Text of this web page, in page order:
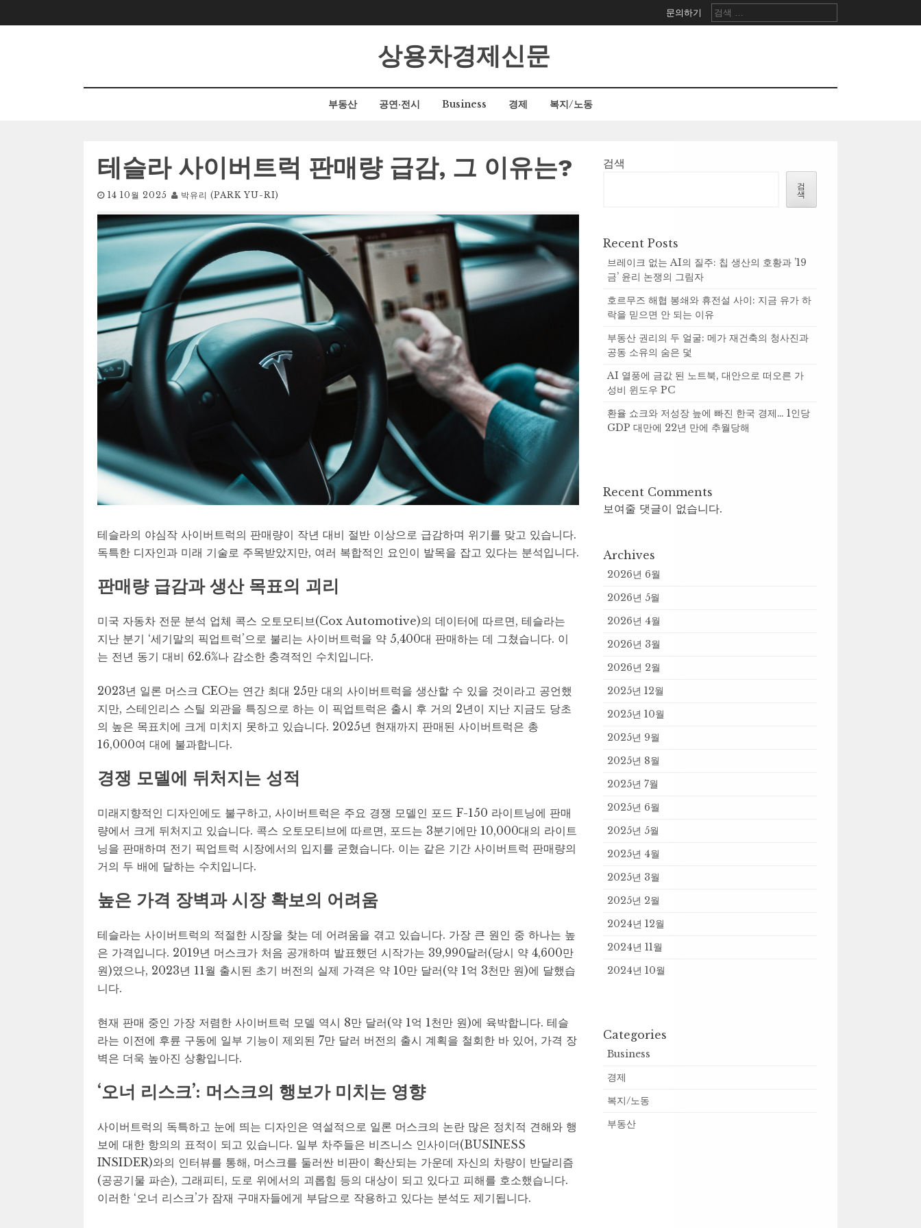
to
문의하기
검
색:
상용차경제신문
부동산 공연·전시 Business 경제 복지/노동
테슬라 사이버트럭 판매량 급감, 그 이유는?
14 10월 2025 박유리 (PARK YU-RI)
테슬라의 야심작 사이버트럭의 판매량이 작년 대비 절반 이상으로 급감하며 위기를 맞고 있습니다.
독특한 디자인과 미래 기술로 주목받았지만, 여러 복합적인 요인이 발목을 잡고 있다는 분석입니다.
판매량 급감과 생산 목표의 괴리
미국 자동차 전문 분석 업체 콕스 오토모티브(Cox Automotive)의 데이터에 따르면, 테슬라는
지난 분기 ‘세기말의 픽업트럭’으로 불리는 사이버트럭을 약 5,400대 판매하는 데 그쳤습니다. 이
는 전년 동기 대비 62.6%나 감소한 충격적인 수치입니다.
2023년 일론 머스크 CEO는 연간 최대 25만 대의 사이버트럭을 생산할 수 있을 것이라고 공언했
지만, 스테인리스 스틸 외관을 특징으로 하는 이 픽업트럭은 출시 후 거의 2년이 지난 지금도 당초
의 높은 목표치에 크게 미치지 못하고 있습니다. 2025년 현재까지 판매된 사이버트럭은 총
16,000여 대에 불과합니다.
경쟁 모델에 뒤처지는 성적
미래지향적인 디자인에도 불구하고, 사이버트럭은 주요 경쟁 모델인 포드 F-150 라이트닝에 판매
량에서 크게 뒤처지고 있습니다. 콕스 오토모티브에 따르면, 포드는 3분기에만 10,000대의 라이트
닝을 판매하며 전기 픽업트럭 시장에서의 입지를 굳혔습니다. 이는 같은 기간 사이버트럭 판매량의
거의 두 배에 달하는 수치입니다.
높은 가격 장벽과 시장 확보의 어려움
테슬라는 사이버트럭의 적절한 시장을 찾는 데 어려움을 겪고 있습니다. 가장 큰 원인 중 하나는 높
은 가격입니다. 2019년 머스크가 처음 공개하며 발표했던 시작가는 39,990달러(당시 약 4,600만
원)였으나, 2023년 11월 출시된 초기 버전의 실제 가격은 약 10만 달러(약 1억 3천만 원)에 달했습
니다.
현재 판매 중인 가장 저렴한 사이버트럭 모델 역시 8만 달러(약 1억 1천만 원)에 육박합니다. 테슬
라는 이전에 후륜 구동에 일부 기능이 제외된 7만 달러 버전의 출시 계획을 철회한 바 있어, 가격 장
벽은 더욱 높아진 상황입니다.
‘오너 리스크’: 머스크의 행보가 미치는 영향
사이버트럭의 독특하고 눈에 띄는 디자인은 역설적으로 일론 머스크의 논란 많은 정치적 견해와 행
보에 대한 항의의 표적이 되고 있습니다. 일부 차주들은 비즈니스 인사이더(BUSINESS
INSIDER)와의 인터뷰를 통해, 머스크를 둘러싼 비판이 확산되는 가운데 자신의 차량이 반달리즘
(공공기물 파손), 그래피티, 도로 위에서의 괴롭힘 등의 대상이 되고 있다고 피해를 호소했습니다.
이러한 ‘오너 리스크’가 잠재 구매자들에게 부담으로 작용하고 있다는 분석도 제기됩니다.
검색
검
색
Recent Posts
브레이크 없는 AI의 질주: 칩 생산의 호황과 ’19
금’ 윤리 논쟁의 그림자
호르무즈 해협 봉쇄와 휴전설 사이: 지금 유가 하
락을 믿으면 안 되는 이유
부동산 권리의 두 얼굴: 메가 재건축의 청사진과
공동 소유의 숨은 덫
AI 열풍에 금값 된 노트북, 대안으로 떠오른 가
성비 윈도우 PC
환율 쇼크와 저성장 늪에 빠진 한국 경제… 1인당
GDP 대만에 22년 만에 추월당해
Recent Comments
보여줄 댓글이 없습니다.
Archives
2026년 6월
2026년 5월
2026년 4월
2026년 3월
2026년 2월
2025년 12월
2025년 10월
2025년 9월
2025년 8월
2025년 7월
2025년 6월
2025년 5월
2025년 4월
2025년 3월
2025년 2월
2024년 12월
2024년 11월
2024년 10월
Categories
Business
경제
복지/노동
부동산